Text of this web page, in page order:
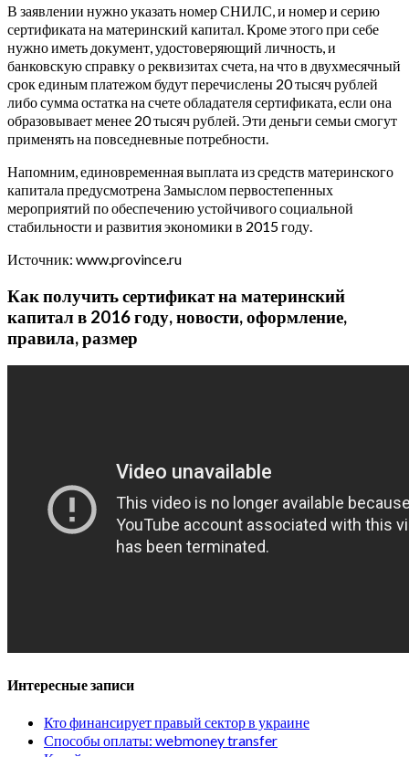
В заявлении нужно указать номер СНИЛС, и номер и серию
сертификата на материнский капитал. Кроме этого при себе
нужно иметь документ, удостоверяющий личность, и
банковскую справку о реквизитах счета, на что в двухмесячный
срок единым платежом будут перечислены 20 тысяч рублей
либо сумма остатка на счете обладателя сертификата, если она
образовывает менее 20 тысяч рублей. Эти деньги семьи смогут
применять на повседневные потребности.
Напомним, единовременная выплата из средств материнского
капитала предусмотрена Замыслом первостепенных
мероприятий по обеспечению устойчивого социальной
стабильности и развития экономики в 2015 году.
Источник: www.province.ru
Как получить сертификат на материнский
капитал в 2016 году, новости, оформление,
правила, размер
Интересные записи
Кто финансирует правый сектор в украине
Способы оплаты: webmoney transfer